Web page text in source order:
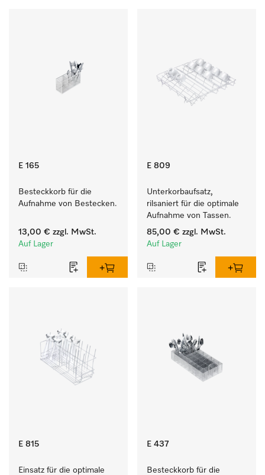
E 165
Besteckkorb für die
Aufnahme von Bestecken.
13,00 € zzgl. MwSt.
Auf Lager
E 809
Unterkorbaufsatz,
rilsaniert für die optimale
Aufnahme von Tassen.
85,00 € zzgl. MwSt.
Auf Lager
E 815
Einsatz für die optimale
E 437
Besteckkorb für die